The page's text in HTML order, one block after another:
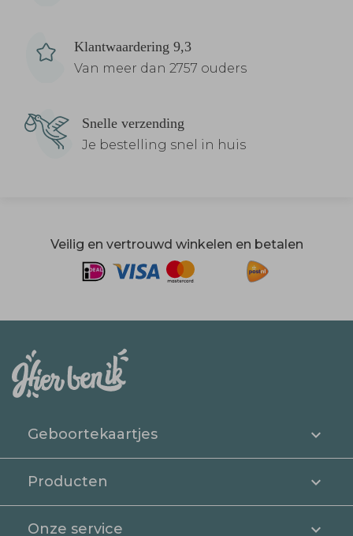
Klantwaardering 9,3
Van meer dan 2757 ouders
Snelle verzending
Je bestelling snel in huis
Veilig en vertrouwd winkelen en betalen
Geboortekaartjes
Producten
Onze service